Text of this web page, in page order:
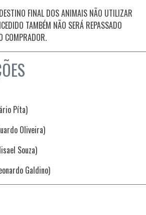
FINAL DOS ANIMAIS NÃO UTILIZAR
TAMBÉM NÃO SERÁ REPASSADO
COMPRADOR.
Píta)
Oliveira)
Souza)
Galdino)